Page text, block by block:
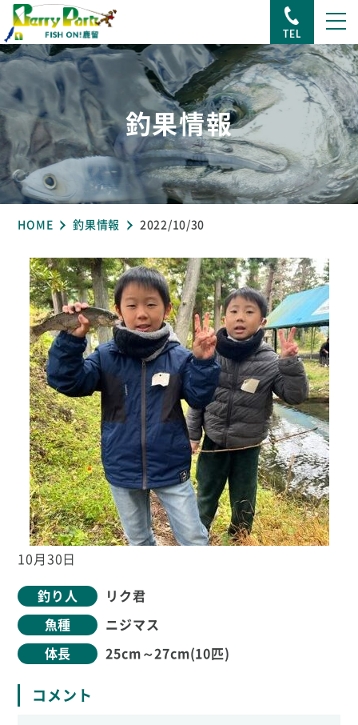
TEL
釣果情報
HOME 釣果情報 2022/10/30
10月30日
釣り人 リク君
魚種 ニジマス
体長 25cm～27cm(10匹)
コメント